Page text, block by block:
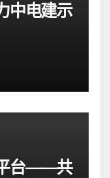
中电建示
台——共